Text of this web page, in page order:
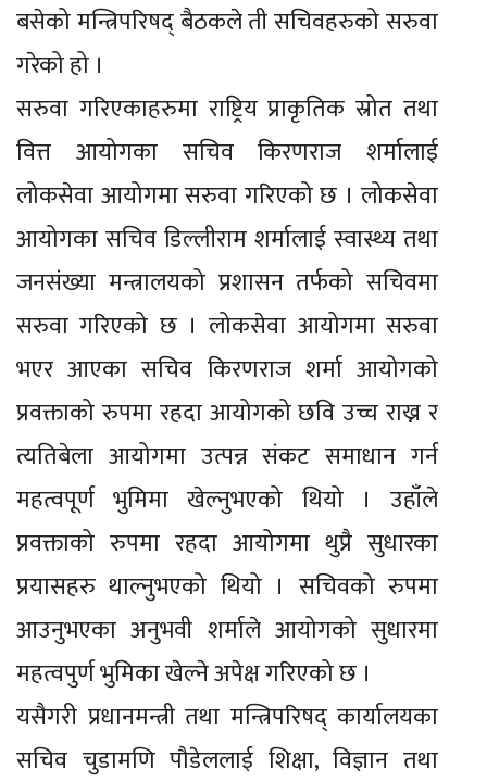
बसेको मन्त्रिपरिषद् बैठकले ती सचिवहरुको सरुवा
गरेको हो ।
सरुवा गरिएकाहरुमा राष्ट्रिय प्राकृतिक स्रोत तथा
वित्त आयोगका सचिव किरणराज शर्मालाई
लोकसेवा आयोगमा सरुवा गरिएको छ । लोकसेवा
आयोगका सचिव डिल्लीराम शर्मालाई स्वास्थ्य तथा
जनसंख्या मन्त्रालयको प्रशासन तर्फको सचिवमा
सरुवा गरिएको छ । लोकसेवा आयोगमा सरुवा
भएर आएका सचिव किरणराज शर्मा आयोगको
प्रवक्ताको रुपमा रहदा आयोगको छवि उच्च राख्न र
त्यतिबेला आयोगमा उत्पन्न संकट समाधान गर्न
महत्वपूर्ण भुमिमा खेल्नुभएको थियो । उहाँले
प्रवक्ताको रुपमा रहदा आयोगमा थुप्रै सुधारका
प्रयासहरु थाल्नुभएको थियो । सचिवको रुपमा
आउनुभएका अनुभवी शर्माले आयोगको सुधारमा
महत्वपुर्ण भुमिका खेल्ने अपेक्ष गरिएको छ ।
यसैगरी प्रधानमन्त्री तथा मन्त्रिपरिषद् कार्यालयका
सचिव चुडामणि पौडेललाई शिक्षा, विज्ञान तथा